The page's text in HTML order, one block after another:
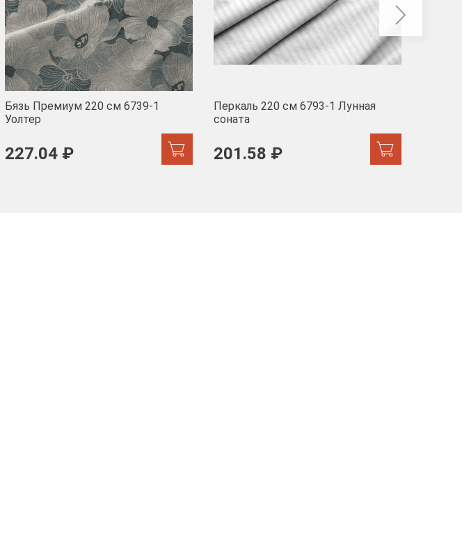
Бязь Премиум 220 см 6739-1
Уолтер
227.04 ₽
Перкаль 220 см 6793-1 Лунная
соната
201.58 ₽